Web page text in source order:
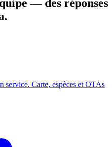
— des réponses
service. Carte, espèces et OTAs